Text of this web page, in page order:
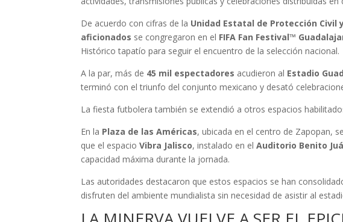
De acuerdo con cifras de la Unidad Estatal de Protección Civil
aficionados se congregaron en el FIFA Fan Festival™
Histórico tapatío para seguir el encuentro de la selección nacional.
A la par, más de 45 mil espectadores acudieron al Estadio
terminó con el triunfo del conjunto mexicano y desató
La fiesta futbolera también se extendió a otros espacios
En la Plaza de las Américas, ubicada en el centro de Zapopan,
que el espacioVibra Jalisco, instalado en elAuditorio Benito
capacidad máxima durante la jornada.
Las autoridades destacaron que estos espacios se han
disfruten del ambiente mundialista sin necesidad de asistir al